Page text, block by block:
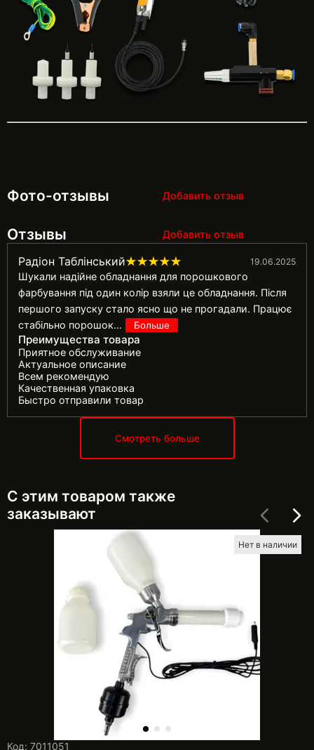
Фото-отзывы Добавить отзыв
Отзывы Добавить отзыв
Радіон Таблінський 19.06.2025
Шукали надійне обладнання для порошкового
фарбування під один колір взяли це обладнання. Після
першого запуску стало ясно що не прогадали. Працює
стабільно порошок... Больше
Преимущества товара
Приятное обслуживание
Актуальное описание
Всем рекомендую
Качественная упаковка
Быстро отправили товар
Смотреть больше
С этим товаром также
заказывают
Нет в наличии
Код: 7011051